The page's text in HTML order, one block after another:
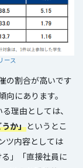
ース
の割合が高いです
にあります。
理由としては、
か」というとこ
ツ内容としては
」「直接社員に